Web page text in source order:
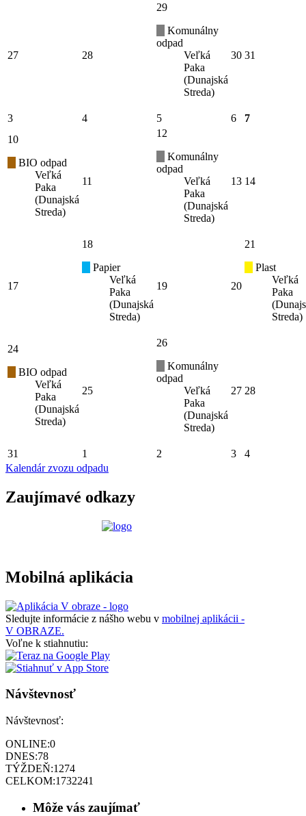
27 28
29
Komunálny
odpad
Veľká
Paka
(Dunajská
Streda)
30 31
3 4 5 6
7
10
BIO odpad
Veľká
Paka
(Dunajská
Streda)
11
12
Komunálny
odpad
Veľká
Paka
(Dunajská
Streda)
13 14
17
18
Papier
Veľká
Paka
(Dunajská
Streda)
19 20
21
Plast
Veľká
Paka
Streda)
24
BIO odpad
Veľká
Paka
(Dunajská
Streda)
25
26
Komunálny
odpad
Veľká
Paka
(Dunajská
Streda)
27 28
31 1 2 3
4
Kalendár zvozu odpadu
Zaujímavé odkazy
Mobilná aplikácia
Sledujte informácie z nášho webu v mobilnej aplikácii -
V OBRAZE.
Voľne k stiahnutiu:
Návštevnosť
Návštevnosť:
ONLINE:0
DNES:78
TÝŽDEŇ:1274
CELKOM:1732241
Môže vás zaujímať